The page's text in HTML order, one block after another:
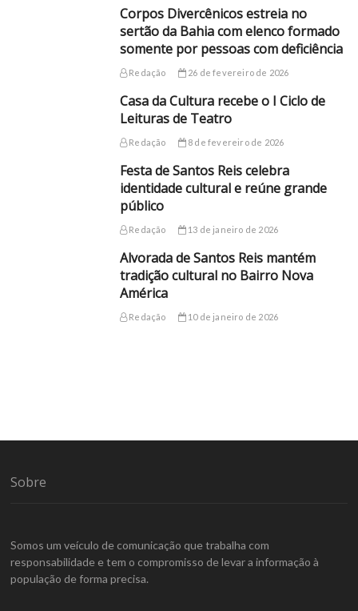
Corpos Divercênicos estreia no
sertão da Bahia com elenco formado
somente por pessoas com deficiência
Redação 26 de fevereiro de 2026
Casa da Cultura recebe o I Ciclo de
Leituras de Teatro
Redação 8 de fevereiro de 2026
Festa de Santos Reis celebra
identidade cultural e reúne grande
público
Redação 13 de janeiro de 2026
Alvorada de Santos Reis mantém
tradição cultural no Bairro Nova
América
Redação 10 de janeiro de 2026
Sobre
Somos um veículo de comunicação que trabalha com
responsabilidade e tem o compromisso de levar a informação à
população de forma precisa.